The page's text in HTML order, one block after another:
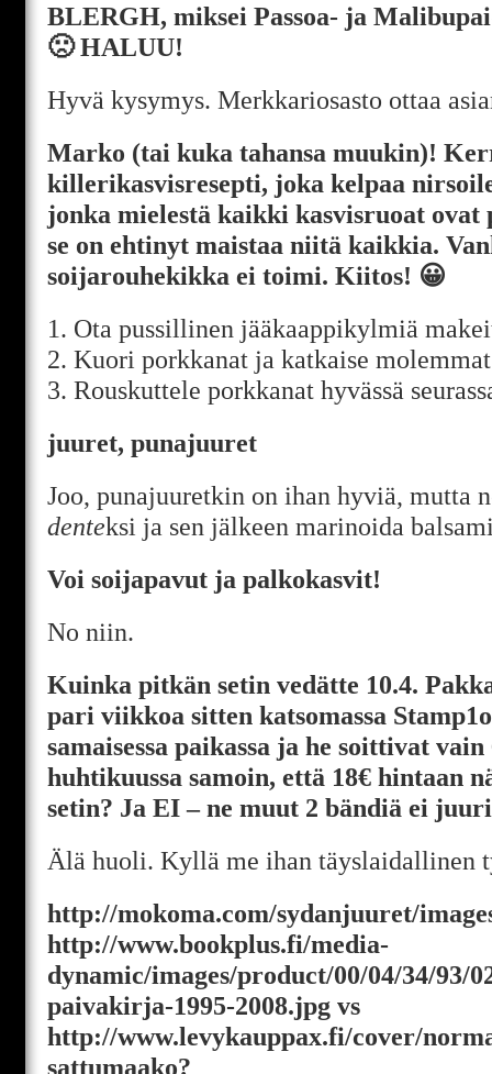
BLERGH, miksei Passoa- ja
🙁 HALUU!
Hyvä kysymys. Merkkariosasto ottaa
Marko (tai kuka tahansa muukin)!
killerikasvisresepti, joka kelpaa
jonka mielestä kaikki kasvisruoat ovat
se on ehtinyt maistaa niitä kaikkia.
soijarouhekikka ei toimi. Kiitos! 😀
1. Ota pussillinen jääkaappikylmiä
2. Kuori porkkanat ja katkaise
3. Rouskuttele porkkanat hyvässä
juuret, punajuuret
Joo, punajuuretkin on ihan hyviä, mutta
denteksi ja sen jälkeen marinoida
Voi soijapavut ja palkokasvit!
No niin.
Kuinka pitkän setin vedätte 10.4.
pari viikkoa sitten katsomassa
samaisessa paikassa ja he soittivat
huhtikuussa samoin, että 18€ hintaan
setin? Ja EI – ne muut 2 bändiä ei
Älä huoli. Kyllä me ihan täyslaidallinen
http://mokoma.com/sydanjuuret/
http://www.bookplus.fi/media-
dynamic/images/product/00/04/34/93/
paivakirja-1995-2008.jpg vs
http://www.levykauppax.fi/cover/
sattumaako?